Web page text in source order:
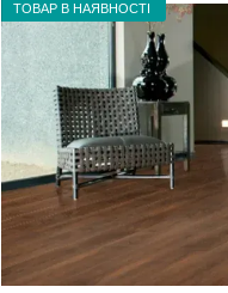
ТОВАР В НАЯВНОСТІ